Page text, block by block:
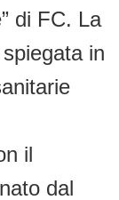
di FC. La
in
il
dal